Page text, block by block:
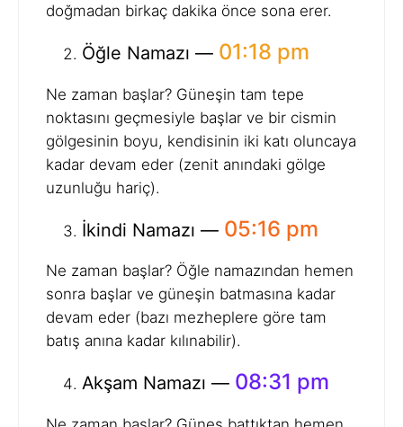
doğmadan birkaç dakika önce sona erer.
Öğle Namazı — 01:18 pm
Ne zaman başlar? Güneşin tam tepe
noktasını geçmesiyle başlar ve bir cismin
gölgesinin boyu, kendisinin iki katı oluncaya
kadar devam eder (zenit anındaki gölge
uzunluğu hariç).
İkindi Namazı — 05:16 pm
Ne zaman başlar? Öğle namazından hemen
sonra başlar ve güneşin batmasına kadar
devam eder (bazı mezheplere göre tam
batış anına kadar kılınabilir).
Akşam Namazı — 08:31 pm